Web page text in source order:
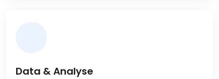
Data & Analyse